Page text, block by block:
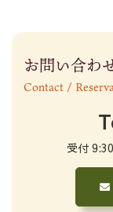
お問い合わ
Contact /
受付